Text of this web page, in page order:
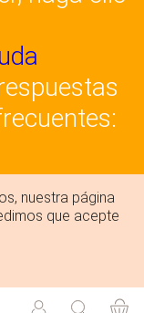
nuestra página
que acepte